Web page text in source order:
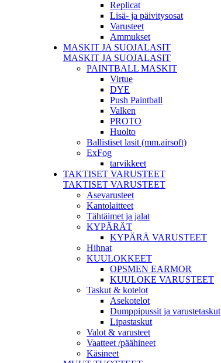
Replicat
Lisä- ja päivitysosat
Varusteet
Ammukset
MASKIT JA SUOJALASIT
MASKIT JA SUOJALASIT
PAINTBALL MASKIT
Virtue
DYE
Push Paintball
Valken
PROTO
Huolto
Ballistiset lasit (mm.airsoft)
ExFog
tarvikkeet
TAKTISET VARUSTEET
TAKTISET VARUSTEET
Asevarusteet
Kantolaitteet
Tähtäimet ja jalat
KYPÄRÄT
KYPÄRÄ VARUSTEET
Hihnat
KUULOKKEET
OPSMEN EARMOR
KUULOKE VARUSTEET
Taskut & kotelot
Asekotelot
Dumppipussit ja varustetaskut
Lipastaskut
Valot & varusteet
Vaatteet /päähineet
Käsineet